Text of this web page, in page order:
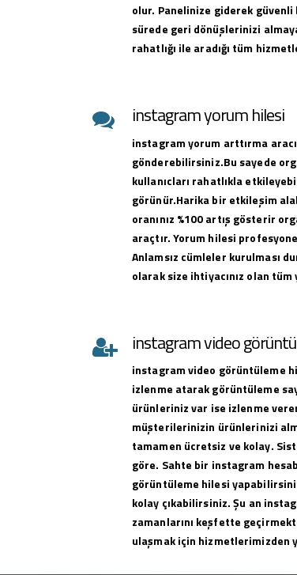
olur. Panelinize giderek
sürede geri dönüşlerinizi
rahatlığı ile aradığı tüm
instagram yorum hilesi
instagram yorum arttırma
gönderebilirsiniz.Bu sayede
kullanıcları rahatlıkla
görünür.Harika bir etkileşim
oranınız %100 artış gösterir
araçtır. Yorum hilesi
Anlamsız cümleler kurulması
olarak size ihtiyacınız olan
instagram video
instagramvideo görüntüleme
izlenme atarak görüntüleme
ürünleriniz var ise izlenme
müşterilerinizin ürünlerinizi
tamamen ücretsiz ve kolay.
göre. Sahte bir instagram
görüntüleme hilesi
kolay çıkabilirsiniz. Şu an
zamanlarını keşfette
ulaşmak için hizmetlerimizden